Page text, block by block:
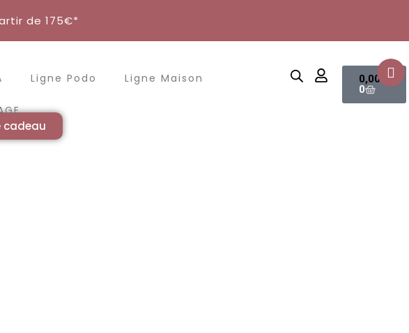
de 175€*
Ligne Podo Ligne Maison
cadeau
0,00
€
0
Panier